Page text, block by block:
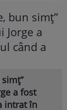
a fost
intrat în